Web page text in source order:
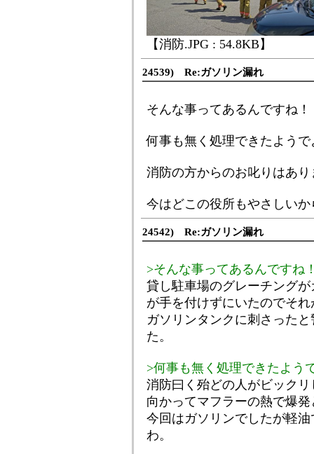
【消防.JPG : 54.8KB】
24539) Re:ガソリン漏れ
そんな事ってあるんですね！
何事も無く処理できたよう
消防の方からのお叱りはあ
今はどこの役所もやさしい
24542) Re:ガソリン漏れ
>そんな事ってあるんですね
貸し駐車場のグレーチング
が手を付けずにいたのでそ
ガソリンタンクに刺さった
た。
>何事も無く処理できたよう
消防曰く殆どの人がビック
向かってマフラーの熱で爆
今回はガソリンでしたが軽
わ。